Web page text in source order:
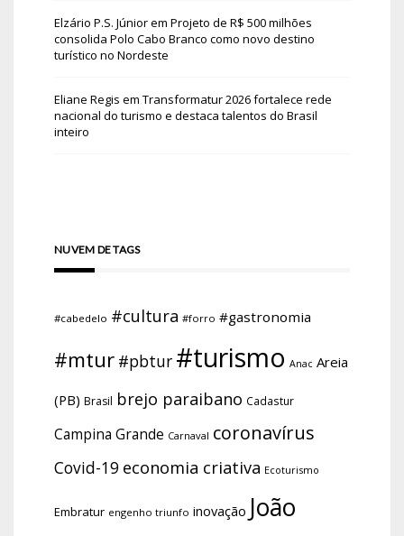
Elzário P.S. Júniorem Projeto de R$ 500 milhões
consolida Polo Cabo Branco como novo destino
turístico no Nordeste
Eliane Regis em Transformatur 2026 fortalece rede
nacional do turismo e destaca talentos do Brasil
inteiro
NUVEM DE TAGS
#cabedelo #cultura #forro #gastronomia
#mtur #pbtur #turismo Anac Areia
(PB) Brasil brejo paraibano Cadastur
Campina Grande Carnaval coronavírus
Covid-19 economia criativa Ecoturismo
Embratur engenho triunfo inovação João